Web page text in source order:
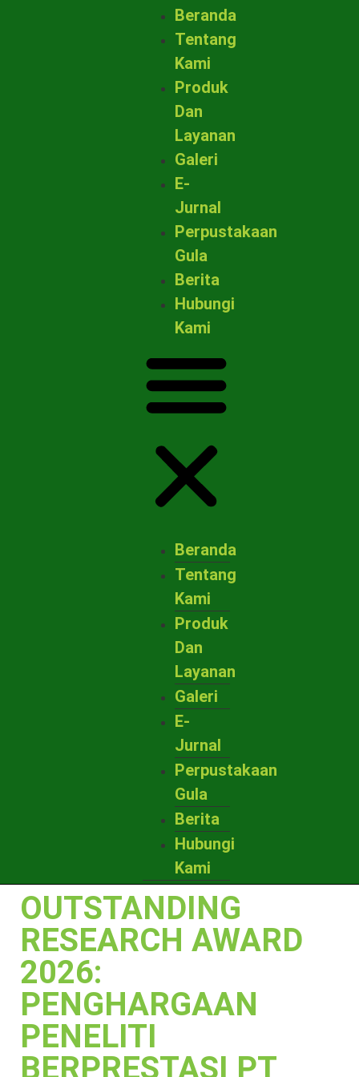
Beranda
Tentang
Kami
Produk
Dan
Layanan
Galeri
E-
Jurnal
Perpustakaan
Gula
Berita
Hubungi
Kami
Beranda
Tentang
Kami
Produk
Dan
Layanan
Galeri
E-
Jurnal
Perpustakaan
Gula
Berita
Hubungi
Kami
OUTSTANDING
RESEARCH AWARD
2026:
PENGHARGAAN
PENELITI
BERPRESTASI PT